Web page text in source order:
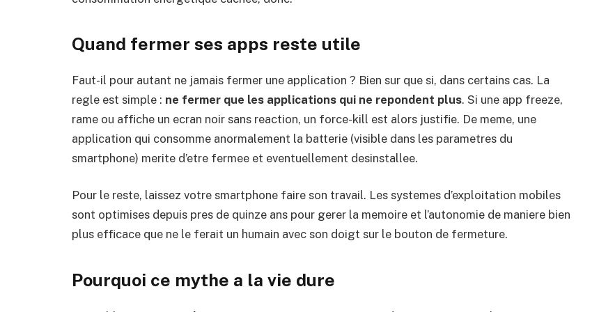
Quand fermer ses apps reste utile
Faut-il pour autant ne jamais fermer une application ? Bien sur que si, dans certains cas. La
regle est simple : ne fermer que les applications qui ne repondent plus. Si une app freeze,
rame ou affiche un ecran noir sans reaction, un force-kill est alors justifie. De meme, une
application qui consomme anormalement la batterie (visible dans les parametres du
smartphone) merite d’etre fermee et eventuellement desinstallee.
Pour le reste, laissez votre smartphone faire son travail. Les systemes d’exploitation mobiles
sont optimises depuis pres de quinze ans pour gerer la memoire et l’autonomie de maniere bien
plus efficace que ne le ferait un humain avec son doigt sur le bouton de fermeture.
Pourquoi ce mythe a la vie dure